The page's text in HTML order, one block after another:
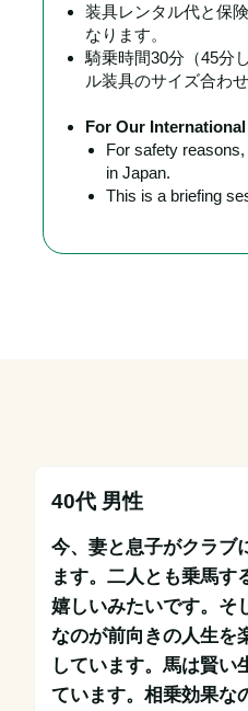
装具レンタル代と保
なります。
騎乗時間30分（45分
ル装具のサイズ合わ
For Our
For safety
in Japan.
This is a briefing
40代 男性
今、妻と息子がクラブ
ます。二人とも乗馬す
嬉しいみたいです。そ
なのが前向きの人生を
しています。馬は賢い
ています。相乗効果な